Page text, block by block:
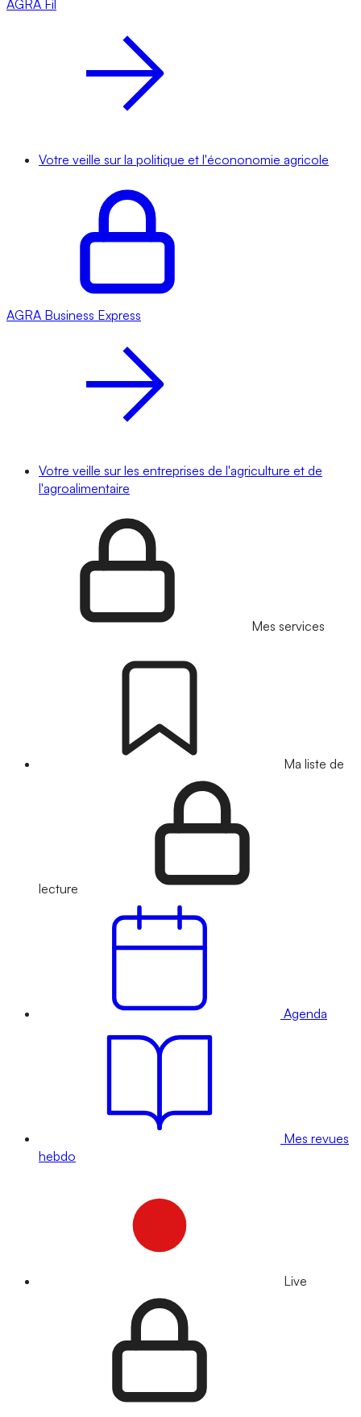
AGRA Fil
Votre veille sur la politique et l'écononomie agricole
AGRA Business Express
Votre veille sur les entreprises de l'agriculture et de
l'agroalimentaire
Mes services
Ma liste de
lecture
Agenda
Mes revues
hebdo
Live